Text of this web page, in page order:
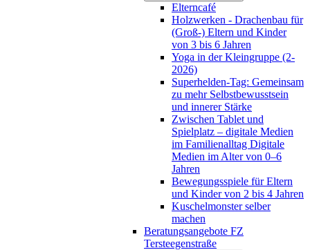
Elterncafé
Holzwerken - Drachenbau für
(Groß-) Eltern und Kinder
von 3 bis 6 Jahren
Yoga in der Kleingruppe (2-
2026)
Superhelden-Tag: Gemeinsam
zu mehr Selbstbewusstsein
und innerer Stärke
Zwischen Tablet und
Spielplatz – digitale Medien
im Familienalltag Digitale
Medien im Alter von 0–6
Jahren
Bewegungsspiele für Eltern
und Kinder von 2 bis 4 Jahren
Kuschelmonster selber
machen
Beratungsangebote FZ
Tersteegenstraße